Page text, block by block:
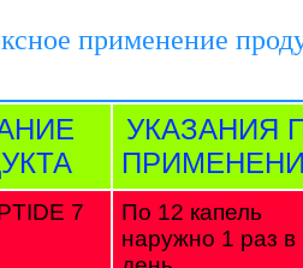
применение
УКАЗАНИЯ
7
По 12 капель
наружно 1 раз в